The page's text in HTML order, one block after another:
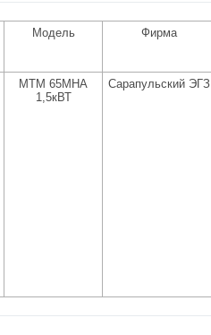
Модель Фирма
МТМ 65МНА
1,5кВТ
Сарапульский ЭГЗ